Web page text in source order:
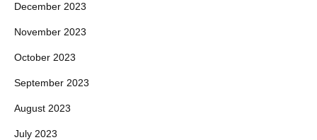
December 2023
November 2023
October 2023
September 2023
August 2023
July 2023